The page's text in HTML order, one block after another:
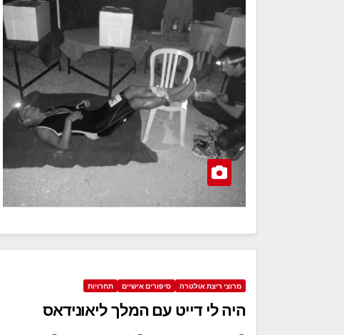
מרוצי ריצת אולטרה סיפורים אישיים תחרויות
היה לי דייט עם המלך ליאונידאס